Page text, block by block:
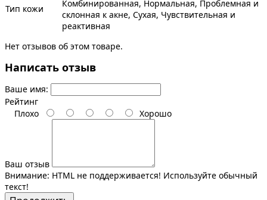
Тип кожи
Комбинированная, Нормальная, Проблемная и
склонная к акне, Сухая, Чувствительная и
реактивная
Нет отзывов об этом товаре.
Написать отзыв
Ваше имя:
Рейтинг
Плохо
Хорошо
Ваш отзыв
Внимание: HTML не поддерживается! Используйте обычный
текст!